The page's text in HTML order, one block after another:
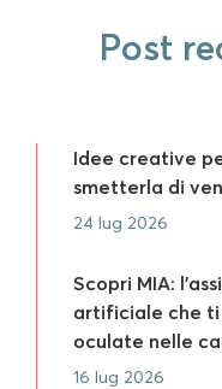
Post
Idee creative
smetterla di
24 lug 2026
Scopri MIA:
artificiale che ti
oculate nelle
16 lug 2026